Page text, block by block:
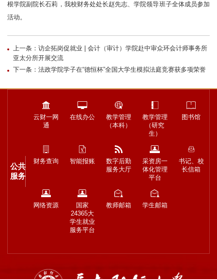
根学院副院长石莉，我校财务处处长赵先志、学院领导班子全体成员参加
活动。
上一条：访企拓岗促就业 | 会计（审计）学院赴中审众环会计师事务所
亚太分所开展交流
下一条：法政学院学子在“德恒杯”全国大学生模拟法庭竞赛获多项荣誉
公共
服务
云财一网
通
在线办公
教学管理
（本科）
教学管理
（研究
生）
图书馆
财务查询 智能报账
数字后勤
服务大厅
采资房一
体化管理
平台
书记、校
长信箱
网络资源
国家
24365大
学生就业
服务平台
教师邮箱 学生邮箱